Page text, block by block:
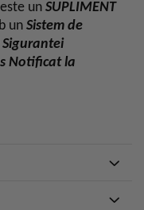
un SUPLIMENT
un Sistem de
Notificat la